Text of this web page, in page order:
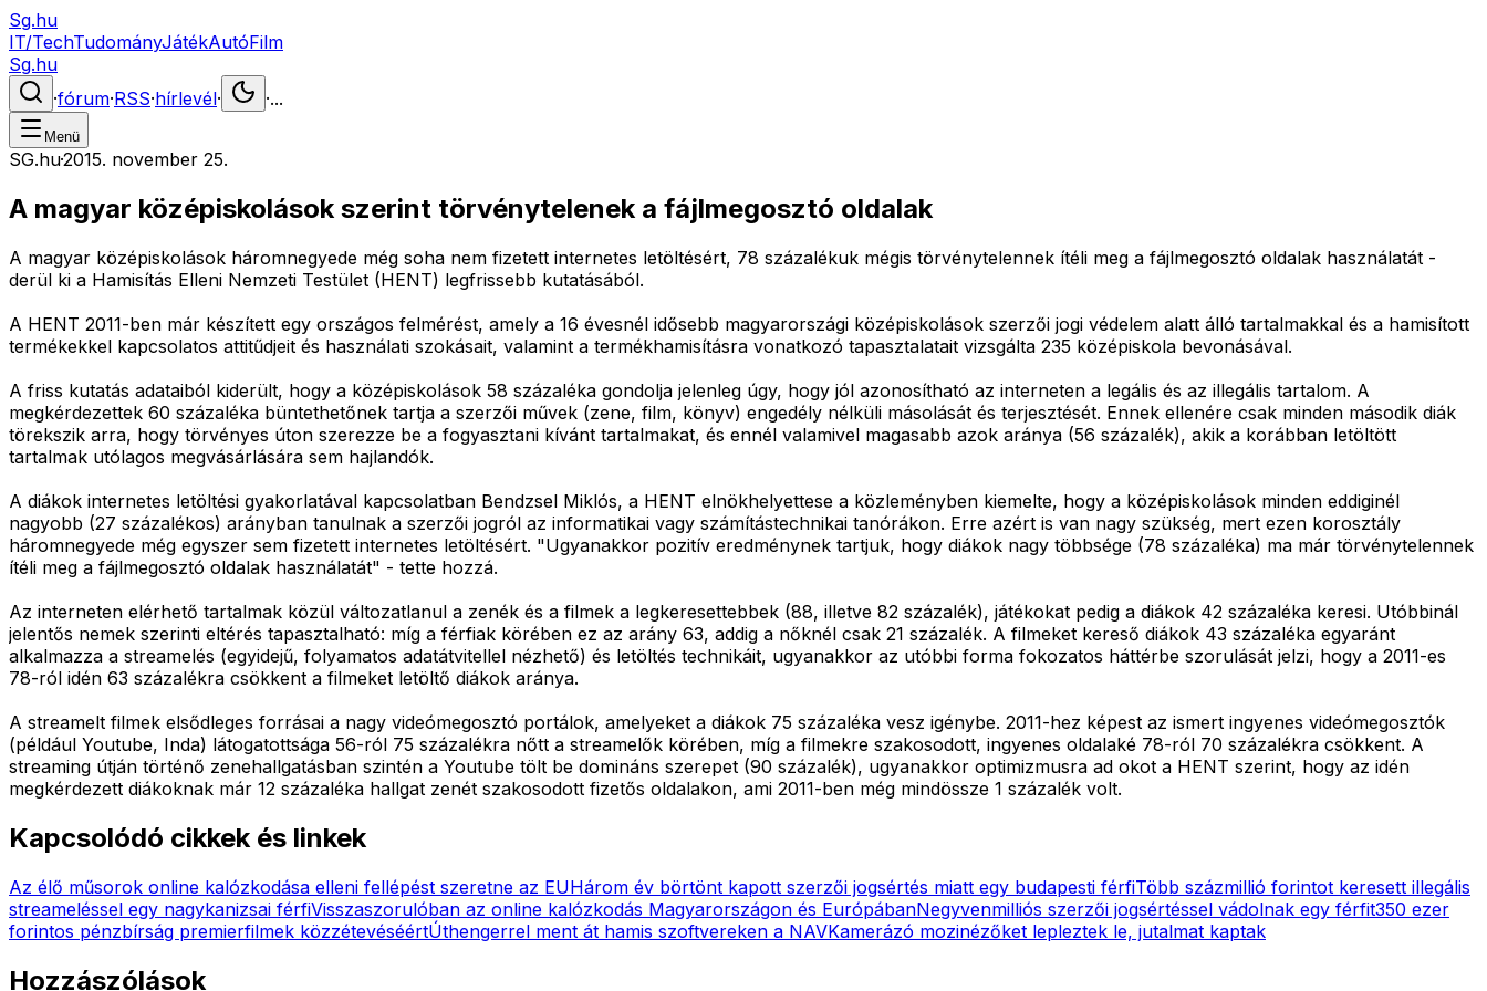
Sg.hu
IT/TechTudományJátékAutóFilm
Sg.hu
·fórum·RSS·hírlevél· ·...
Menü
SG.hu·2015. november 25.
A magyar középiskolások szerint törvénytelenek a fájlmegosztó oldalak
A magyar középiskolások háromnegyede még soha nem fizetett internetes letöltésért, 78 százalékuk mégis törvénytelennek ítéli meg a fájlmegosztó oldalak használatát -
derül ki a Hamisítás Elleni Nemzeti Testület (HENT) legfrissebb kutatásából.
A HENT 2011-ben már készített egy országos felmérést, amely a 16 évesnél idősebb magyarországi középiskolások szerzői jogi védelem alatt álló tartalmakkal és a hamisított
termékekkel kapcsolatos attitűdjeit és használati szokásait, valamint a termékhamisításra vonatkozó tapasztalatait vizsgálta 235 középiskola bevonásával.
A friss kutatás adataiból kiderült, hogy a középiskolások 58 százaléka gondolja jelenleg úgy, hogy jól azonosítható az interneten a legális és az illegális tartalom. A
megkérdezettek 60 százaléka büntethetőnek tartja a szerzői művek (zene, film, könyv) engedély nélküli másolását és terjesztését. Ennek ellenére csak minden második diák
törekszik arra, hogy törvényes úton szerezze be a fogyasztani kívánt tartalmakat, és ennél valamivel magasabb azok aránya (56 százalék), akik a korábban letöltött
tartalmak utólagos megvásárlására sem hajlandók.
A diákok internetes letöltési gyakorlatával kapcsolatban Bendzsel Miklós, a HENT elnökhelyettese a közleményben kiemelte, hogy a középiskolások minden eddiginél
nagyobb (27 százalékos) arányban tanulnak a szerzői jogról az informatikai vagy számítástechnikai tanórákon. Erre azért is van nagy szükség, mert ezen korosztály
háromnegyede még egyszer sem fizetett internetes letöltésért. "Ugyanakkor pozitív eredménynek tartjuk, hogy diákok nagy többsége (78 százaléka) ma már törvénytelennek
ítéli meg a fájlmegosztó oldalak használatát" - tette hozzá.
Az interneten elérhető tartalmak közül változatlanul a zenék és a filmek a legkeresettebbek (88, illetve 82 százalék), játékokat pedig a diákok 42 százaléka keresi. Utóbbinál
jelentős nemek szerinti eltérés tapasztalható: míg a férfiak körében ez az arány 63, addig a nőknél csak 21 százalék. A filmeket kereső diákok 43 százaléka egyaránt
alkalmazza a streamelés (egyidejű, folyamatos adatátvitellel nézhető) és letöltés technikáit, ugyanakkor az utóbbi forma fokozatos háttérbe szorulását jelzi, hogy a 2011-es
78-ról idén 63 százalékra csökkent a filmeket letöltő diákok aránya.
A streamelt filmek elsődleges forrásai a nagy videómegosztó portálok, amelyeket a diákok 75 százaléka vesz igénybe. 2011-hez képest az ismert ingyenes videómegosztók
(például Youtube, Inda) látogatottsága 56-ról 75 százalékra nőtt a streamelők körében, míg a filmekre szakosodott, ingyenes oldalaké 78-ról 70 százalékra csökkent. A
streaming útján történő zenehallgatásban szintén a Youtube tölt be domináns szerepet (90 százalék), ugyanakkor optimizmusra ad okot a HENT szerint, hogy az idén
megkérdezett diákoknak már 12 százaléka hallgat zenét szakosodott fizetős oldalakon, ami 2011-ben még mindössze 1 százalék volt.
Kapcsolódó cikkek és linkek
Az élő műsorok online kalózkodása elleni fellépést szeretne az EUHárom év börtönt kapott szerzői jogsértés miatt egy budapesti férfiTöbb százmillió forintot keresett illegális
streameléssel egy nagykanizsai férfiVisszaszorulóban az online kalózkodás Magyarországon és EurópábanNegyvenmilliós szerzői jogsértéssel vádolnak egy férfit350 ezer
forintos pénzbírság premierfilmek közzétevéséértÚthengerrel ment át hamis szoftvereken a NAVKamerázó mozinézőket lepleztek le, jutalmat kaptak
Hozzászólások